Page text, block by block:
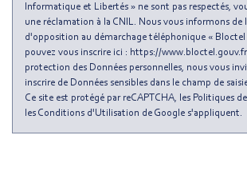
Maisons
Appartements
Familles avec 3 enfants
Informatique et Libertés » ne sont pas respectés,
une réclamation à la CNIL. Nous vous informons de
d'opposition au démarchage téléphonique « Bloctel
pouvez vous inscrire ici : https://www.bloctel.gouv.fr
protection des Données personnelles, nous vous
inscrire de Données sensibles dans le champ de
Ce site est protégé par reCAPTCHA, les Politiques
les Conditions d'Utilisation de Google s'appliquent.